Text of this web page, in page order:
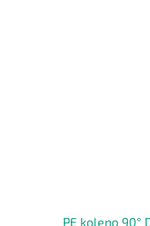
PE koleno